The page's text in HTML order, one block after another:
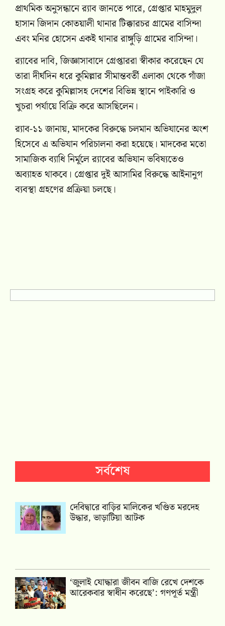
প্রাথমিক অনুসন্ধানে র‍্যাব জানতে পারে, গ্রেপ্তার মাহমুদুল
হাসান জিদান কোতয়ালী থানার টিক্কারচর গ্রামের বাসিন্দা
এবং মনির হোসেন একই থানার রাঙ্গুড়ি গ্রামের বাসিন্দা।
র‍্যাবের দাবি, জিজ্ঞাসাবাদে গ্রেপ্তাররা স্বীকার করেছেন যে
তারা দীর্ঘদিন ধরে কুমিল্লার সীমান্তবর্তী এলাকা থেকে গাঁজা
সংগ্রহ করে কুমিল্লাসহ দেশের বিভিন্ন স্থানে পাইকারি ও
খুচরা পর্যায়ে বিক্রি করে আসছিলেন।
র‍্যাব-১১ জানায়, মাদকের বিরুদ্ধে চলমান অভিযানের অংশ
হিসেবে এ অভিযান পরিচালনা করা হয়েছে। মাদকের মতো
সামাজিক ব্যাধি নির্মূলে র‍্যাবের অভিযান ভবিষ্যতেও
অব্যাহত থাকবে। গ্রেপ্তার দুই আসামির বিরুদ্ধে আইনানুগ
ব্যবস্থা গ্রহণের প্রক্রিয়া চলছে।
সর্বশেষ
দেবিদ্বারে বাড়ির মালিকের খণ্ডিত মরদেহ
উদ্ধার, ভাড়াটিয়া আটক
‘জুলাই যোদ্ধারা জীবন বাজি রেখে দেশকে
আরেকবার স্বাধীন করেছে’: গণপূর্ত মন্ত্রী